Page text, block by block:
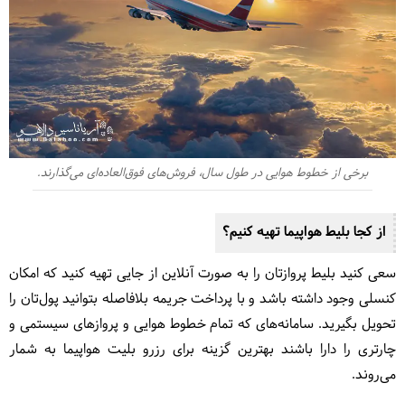
برخی از خطوط هوایی در طول سال، فروش‌های فوق‌العاده‌ای می‌گذارند.
از کجا بلیط هواپیما تهیه کنیم؟
سعی کنید بلیط پروازتان را به صورت آنلاین از جایی تهیه کنید که امکان
کنسلی وجود داشته باشد و با پرداخت جریمه بلافاصله بتوانید پول‌تان را
تحویل بگیرید. سامانه‌های که تمام خطوط هوایی و پروازهای سیستمی و
چارتری را دارا باشند بهترین گزینه برای رزرو بلیت هواپیما به شمار
می‌روند.